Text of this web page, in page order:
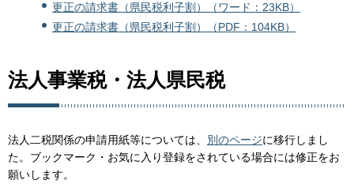
更正の請求書（県民税利子割）（ワード：23KB）
更正の請求書（県民税利子割）（PDF：104KB）
法人事業税・法人県民税
法人二税関係の申請用紙等については、 別のページに移行しまし
た。ブックマーク・お気に入り登録をされている場合には修正をお
願いします。